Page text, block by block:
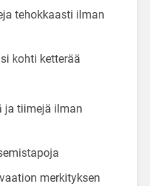
tehokkaasti ilman
kohti ketterää
ja tiimejä ilman
merkityksen